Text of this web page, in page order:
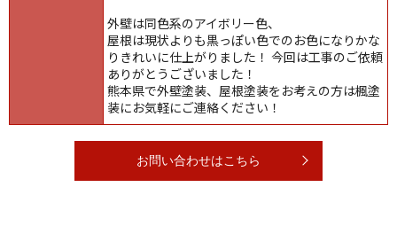
外壁は同色系のアイボリー色、
屋根は現状よりも黒っぽい色でのお色になりかな
りきれいに仕上がりました！ 今回は工事のご依頼
ありがとうございました！
熊本県で外壁塗装、屋根塗装をお考えの方は楓塗
装にお気軽にご連絡ください！
お問い合わせはこちら